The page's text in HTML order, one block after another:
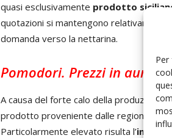
quasi esclusivamente prodotto
quotazioni si mantengono relativamente
domanda verso la nettarina.
Pomodori. Prezzi in
A causa del forte calo della produzione
prodotto proveniente dalle regioni
Particolarmente elevato risulta l’